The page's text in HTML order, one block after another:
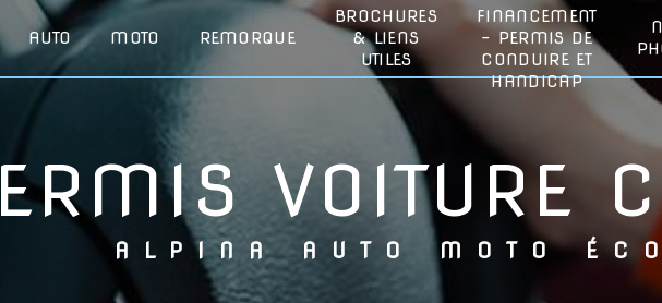
AUTO MOTO REMORQUE
BROCHURES
& LIENS
UTILES
FINANCEMENT
- PERMIS DE
CONDUIRE ET
HANDICAP
PERMIS VOITURE
ALPINA AUTO MOTO